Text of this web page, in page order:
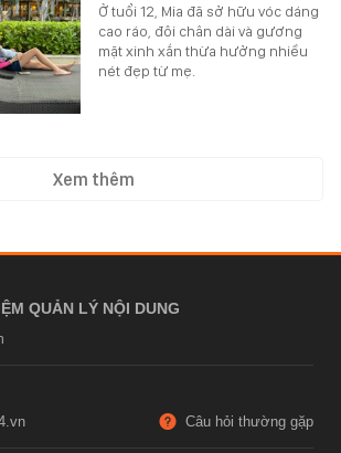
Ở tuổi 12, Mia đã sở hữu vóc dáng
cao ráo, đôi chân dài và gương
mặt xinh xắn thừa hưởng nhiều
nét đẹp từ mẹ.
Xem thêm
QUẢN LÝ NỘI DUNG
Câu hỏi thường gặp